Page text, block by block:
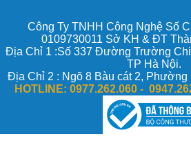
Công Ty TNHH Công Nghệ Số
0109730011 Sở KH & ĐT
Địa Chỉ 1 :Số 337 Đường Trường
TP Hà Nội.
Địa Chỉ 2 : Ngõ 8 Bàu cát 2, Phường
HOTLINE: 0977.262.060 -